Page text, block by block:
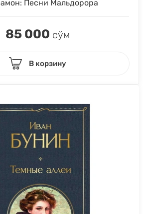
Песни Мальдорора
85 000 сўм
В корзину